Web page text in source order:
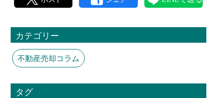
カテゴリー
不動産売却コラム
タグ